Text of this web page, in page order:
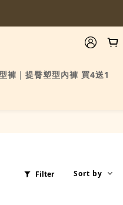
褲｜提臀塑型內褲 買4送1
Filter Sort by